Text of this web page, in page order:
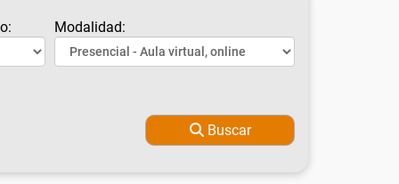
Modalidad:
Buscar